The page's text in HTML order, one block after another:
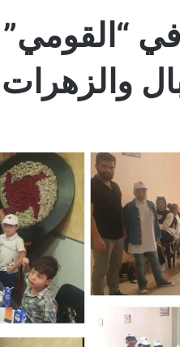
في
والزهرات